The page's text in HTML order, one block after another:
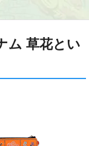
ム 草花とい